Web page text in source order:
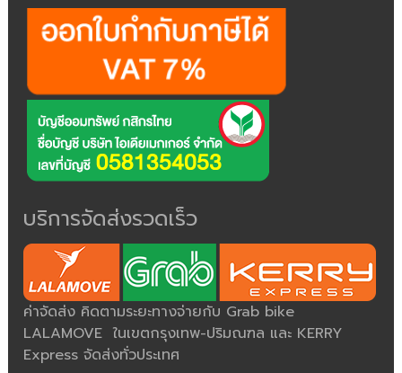
บริการจัดส่งรวดเร็ว
ค่าจัดส่ง คิดตามระยะทางจ่ายกับ Grab bike
LALAMOVE ในเขตกรุงเทพ-ปริมณฑล และ KERRY
Express จัดส่งทั่วประเทศ